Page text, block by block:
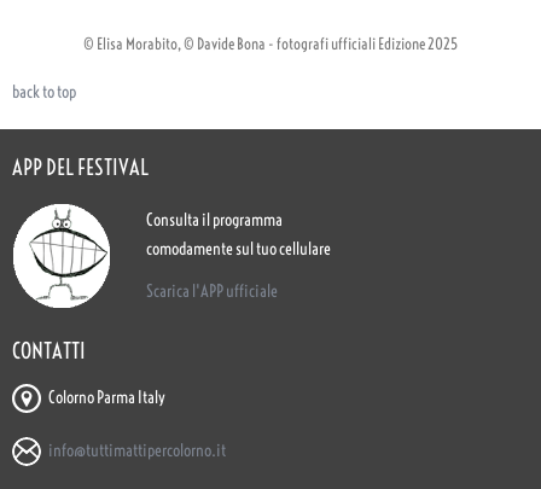
© Elisa Morabito, © Davide Bona - fotografi ufficiali Edizione 2025
back to top
APP DEL FESTIVAL
Consulta il programma
comodamente sul tuo cellulare
Scarica l'APP ufficiale
CONTATTI
Colorno Parma Italy
info@tuttimattipercolorno.it